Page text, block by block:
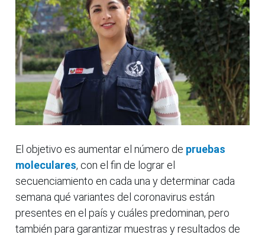
El objetivo es aumentar el número de pruebas
moleculares, con el fin de lograr el
secuenciamiento en cada una y determinar cada
semana qué variantes del coronavirus están
presentes en el país y cuáles predominan, pero
también para garantizar muestras y resultados de